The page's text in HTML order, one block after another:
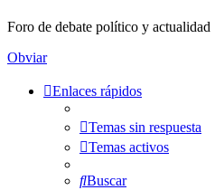
Foro de debate político y actualidad
Obviar
Enlaces rápidos
Temas sin respuesta
Temas activos
Buscar